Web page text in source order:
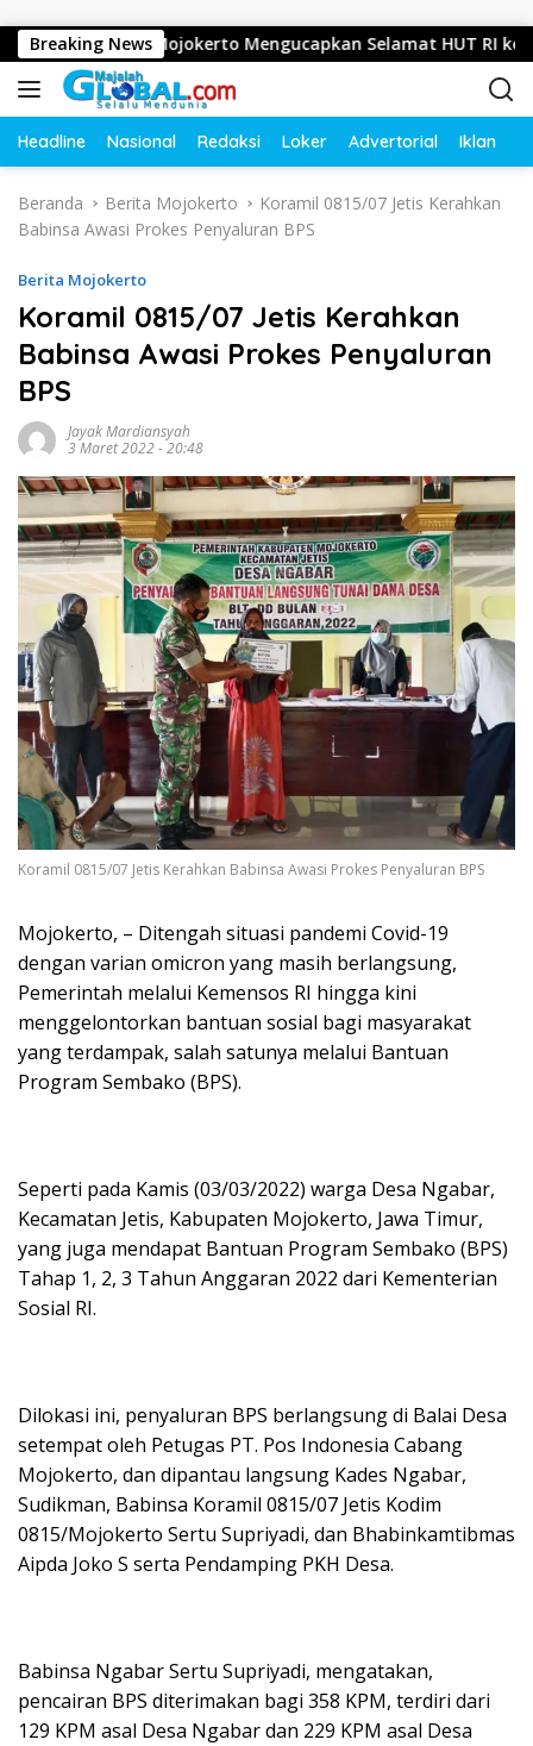
Breaking News
Mojokerto Mengucapkan Selamat HUT RI ke-81
Headline Nasional Redaksi Loker Advertorial Iklan
Beranda Berita Mojokerto
Koramil 0815/07 Jetis Kerahkan
Babinsa Awasi Prokes Penyaluran BPS
Berita Mojokerto
Koramil 0815/07 Jetis Kerahkan
Babinsa Awasi Prokes Penyaluran
BPS
Jayak Mardiansyah
3 Maret 2022 - 20:48
Koramil 0815/07 Jetis Kerahkan Babinsa Awasi Prokes Penyaluran BPS
Mojokerto, – Ditengah situasi pandemi Covid-19
dengan varian omicron yang masih berlangsung,
Pemerintah melalui Kemensos RI hingga kini
menggelontorkan bantuan sosial bagi masyarakat
yang terdampak, salah satunya melalui Bantuan
Program Sembako (BPS).
Seperti pada Kamis (03/03/2022) warga Desa Ngabar,
Kecamatan Jetis, Kabupaten Mojokerto, Jawa Timur,
yang juga mendapat Bantuan Program Sembako (BPS)
Tahap 1, 2, 3 Tahun Anggaran 2022 dari Kementerian
Sosial RI.
Dilokasi ini, penyaluran BPS berlangsung di Balai Desa
setempat oleh Petugas PT. Pos Indonesia Cabang
Mojokerto, dan dipantau langsung Kades Ngabar,
Sudikman, Babinsa Koramil 0815/07 Jetis Kodim
0815/Mojokerto Sertu Supriyadi, dan Bhabinkamtibmas
Aipda Joko S serta Pendamping PKH Desa.
Babinsa Ngabar Sertu Supriyadi, mengatakan,
pencairan BPS diterimakan bagi 358 KPM, terdiri dari
129 KPM asal Desa Ngabar dan 229 KPM asal Desa